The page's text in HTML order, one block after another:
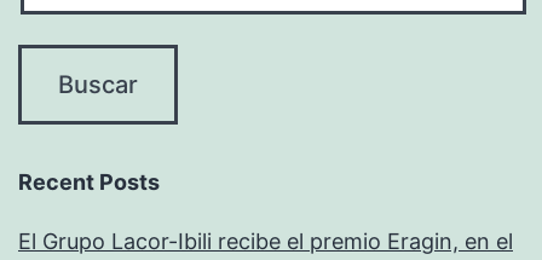
Recent Posts
El Grupo Lacor-Ibili recibe el premio Eragin, en el